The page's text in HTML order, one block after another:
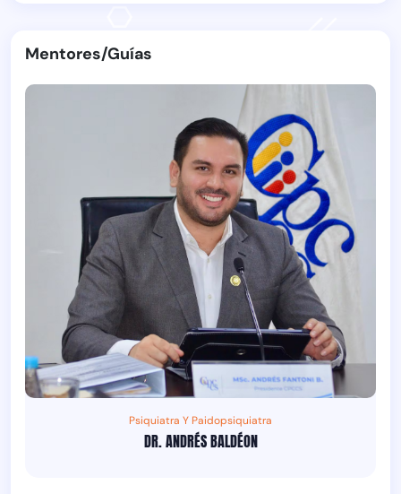
Mentores/Guías
Psiquiatra Y Paidopsiquiatra
DR. ANDRÉS BALDÉON